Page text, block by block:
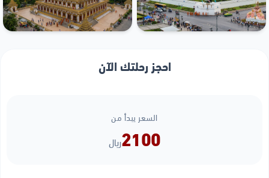
احجز رحلتك الآن
السعر يبدأ من
2100ريال